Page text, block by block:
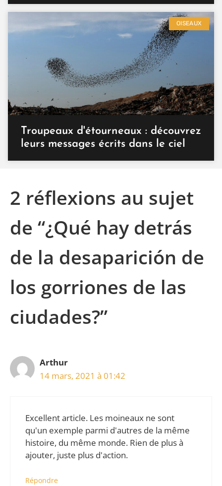
OISEAUX
Troupeaux d'étourneaux : découvrez
leurs messages écrits dans le ciel
2 réflexions au sujet
de “¿Qué hay detrás
de la desaparición de
los gorriones de las
ciudades?”
Arthur
14 mars, 2021 à 01:42
Excellent article. Les moineaux ne sont
qu'un exemple parmi d'autres de la même
histoire, du même monde. Rien de plus à
ajouter, juste plus d'action.
Répondre